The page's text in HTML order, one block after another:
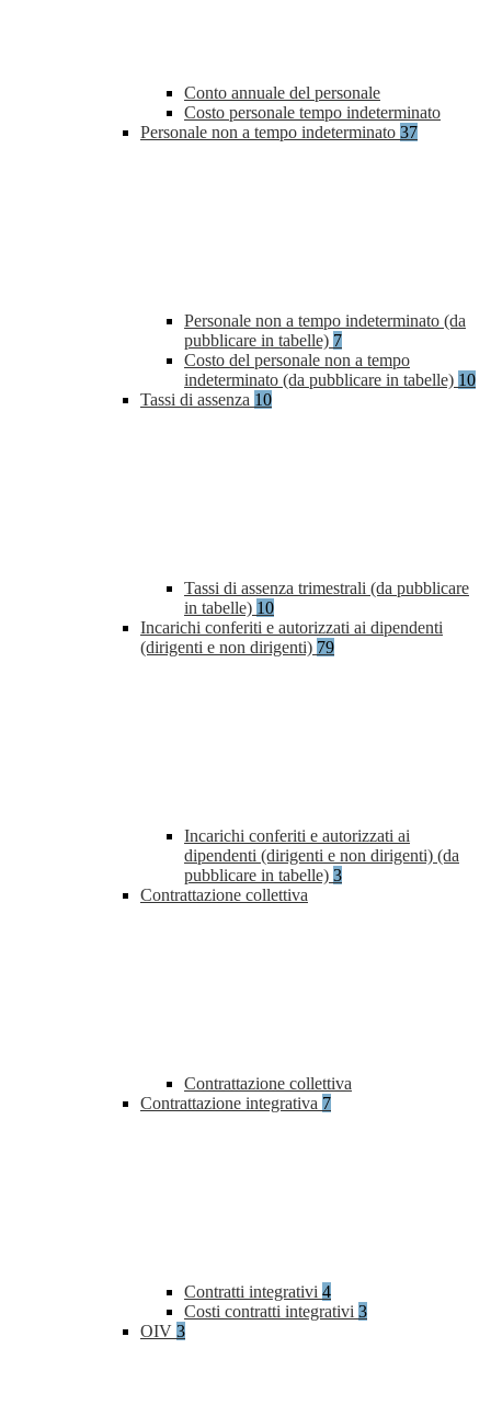
Conto annuale del personale
Costo personale tempo indeterminato
Personale non a tempo indeterminato 37
Personale non a tempo indeterminato (da
pubblicare in tabelle) 7
Costo del personale non a tempo
indeterminato (da pubblicare in tabelle) 10
Tassi di assenza 10
Tassi di assenza trimestrali (da pubblicare
in tabelle) 10
Incarichi conferiti e autorizzati ai dipendenti
(dirigenti e non dirigenti) 79
Incarichi conferiti e autorizzati ai
dipendenti (dirigenti e non dirigenti) (da
pubblicare in tabelle) 3
Contrattazione collettiva
Contrattazione collettiva
Contrattazione integrativa 7
Contratti integrativi 4
Costi contratti integrativi 3
OIV 3